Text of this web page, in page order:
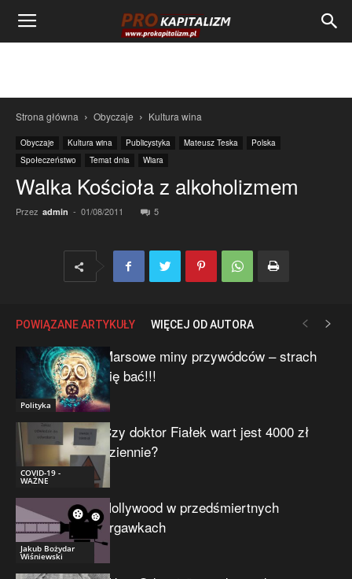
Strona główna Obyczaje Kultura wina
Obyczaje Kultura wina Publicystyka Mateusz Teska
Polska
Społeczeństwo
Temat dnia Wiara
Walka Kościoła z alkoholizmem
Przez admin - 01/08/2011 5
POWIĄZANE ARTYKUŁY WIĘCEJ OD AUTORA
Polityka
Marsowe miny przywódców – strach
się bać!!!
COVID-19 -
WAŻNE
Czy doktor Fiałek wart jest 4000 zł
dziennie?
Jakub Bożydar
Wiśniewski
Hollywood w przedśmiertnych
drgawkach